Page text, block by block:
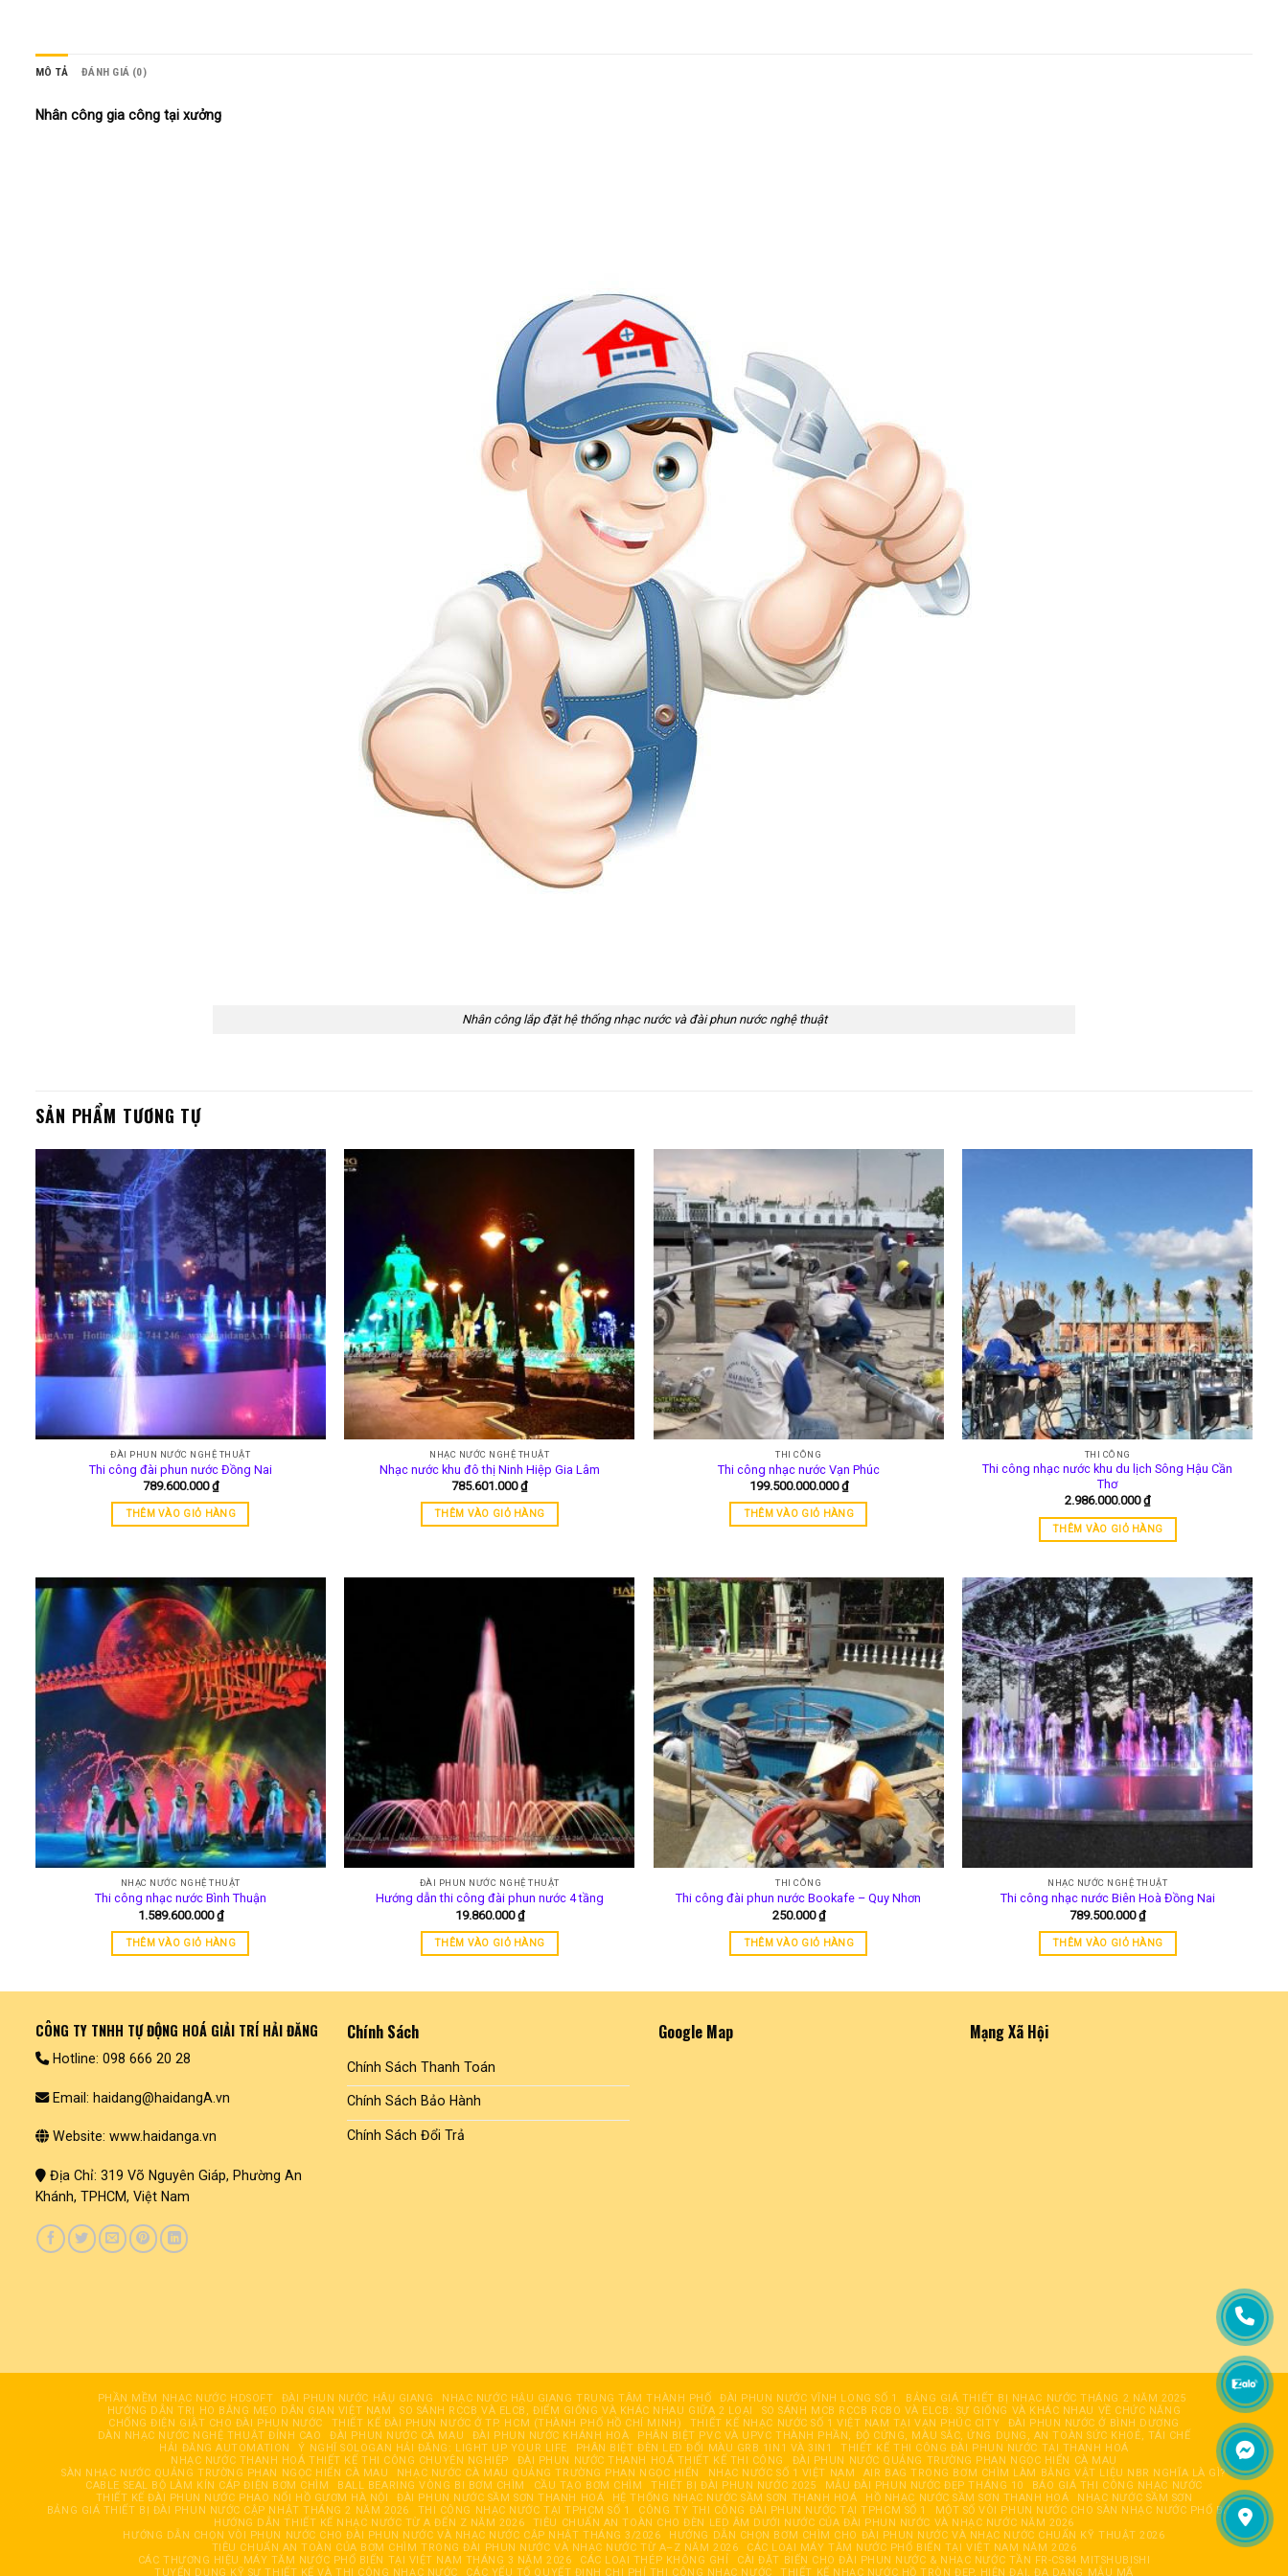
MÔ TẢ ĐÁNH GIÁ (0)
Nhân công gia công tại xưởng
Nhân công lắp đặt hệ thống nhạc nước và đài phun nước nghệ thuật
SẢN PHẨM TƯƠNG TỰ
ĐÀI PHUN NƯỚC NGHỆ THUẬT
Thi công đài phun nước Đồng Nai
789.600.000₫
THÊM VÀO GIỎ HÀNG
NHẠC NƯỚC NGHỆ THUẬT
Nhạc nước khu đô thị Ninh Hiệp Gia Lâm
785.601.000₫
THÊM VÀO GIỎ HÀNG
THI CÔNG
Thi công nhạc nước Vạn Phúc
199.500.000.000₫
THÊM VÀO GIỎ HÀNG
THI CÔNG
Thi công nhạc nước khu du lịch Sông Hậu Cần
Thơ
2.986.000.000₫
THÊM VÀO GIỎ HÀNG
NHẠC NƯỚC NGHỆ THUẬT
Thi công nhạc nước Bình Thuận
1.589.600.000₫
THÊM VÀO GIỎ HÀNG
ĐÀI PHUN NƯỚC NGHỆ THUẬT
Hướng dẫn thi công đài phun nước 4 tầng
19.860.000₫
THÊM VÀO GIỎ HÀNG
THI CÔNG
Thi công đài phun nước Bookafe – Quy Nhơn
250.000₫
THÊM VÀO GIỎ HÀNG
NHẠC NƯỚC NGHỆ THUẬT
Thi công nhạc nước Biên Hoà Đồng Nai
789.500.000₫
THÊM VÀO GIỎ HÀNG
CÔNG TY TNHH TỰ ĐỘNG HOÁ GIẢI TRÍ HẢI ĐĂNG
Hotline: 098 666 20 28
Email: haidang@haidangA.vn
Website: www.haidanga.vn
Địa Chỉ: 319 Võ Nguyên Giáp, Phường An
Khánh, TPHCM, Việt Nam
Chính Sách
Chính Sách Thanh Toán
Chính Sách Bảo Hành
Chính Sách Đổi Trả
Google Map Mạng Xã Hội
PHẦN MỀM NHẠC NƯỚC HDSOFT ĐÀI PHUN NƯỚC HÂỤ GIANG NHẠC NƯỚC HẬU GIANG TRUNG TÂM THÀNH PHỐ ĐÀI PHUN NƯỚC VĨNH LONG SỐ 1
BẢNG GIÁ THIẾT BỊ NHẠC NƯỚC THÁNG 2 NĂM 2025
HƯỚNG DẪN TRỊ HO BẰNG MẸO DÂN GIAN VIỆT NAM
SO SÁNH RCCB VÀ ELCB, ĐIỂM GIỐNG VÀ KHÁC NHAU GIỮA 2 LOẠI
SO SÁNH MCB RCCB RCBO VÀ ELCB: SỰ GIỐNG VÀ KHÁC NHAU VỀ CHỨC NĂNG
CHỐNG ĐIỆN GIẬT CHO ĐÀI PHUN NƯỚC
THIẾT KẾ ĐÀI PHUN NƯỚC Ở TP. HCM (THÀNH PHỐ HỒ CHÍ MINH) THIẾT KẾ NHẠC NƯỚC SỐ 1 VIỆT NAM TẠI VẠN PHÚC CITY
ĐÀI PHUN NƯỚC Ở BÌNH DƯƠNG
DÀN NHẠC NƯỚC NGHỆ THUẬT ĐỈNH CAO
ĐÀI PHUN NƯỚC CÀ MAU ĐÀI PHUN NƯỚC KHÁNH HOÀ
PHÂN BIỆT PVC VÀ UPVC THÀNH PHẦN, ĐỘ CỨNG, MÀU SẮC, ỨNG DỤNG, AN TOÀN SỨC KHOẺ, TÁI CHẾ
HẢI ĐĂNG AUTOMATION
Ý NGHĨ SOLOGAN HẢI ĐĂNG: LIGHT UP YOUR LIFE PHÂN BIỆT ĐÈN LED ĐỔI MÀU GRB 1IN1 VÀ 3IN1
THIẾT KẾ THI CÔNG ĐÀI PHUN NƯỚC TẠI THANH HOÁ
NHẠC NƯỚC THANH HOÁ THIẾT KẾ THI CÔNG CHUYÊN NGHIỆP
ĐÀI PHUN NƯỚC THANH HOÁ THIẾT KẾ THI CÔNG
ĐÀI PHUN NƯỚC QUẢNG TRƯỜNG PHAN NGỌC HIỂN CÀ MAU
SÀN NHẠC NƯỚC QUẢNG TRƯỜNG PHAN NGỌC HIỂN CÀ MAU
NHẠC NƯỚC CÀ MAU QUẢNG TRƯỜNG PHAN NGỌC HIỂN NHẠC NƯỚC SỐ 1 VIỆT NAM
AIR BAG TRONG BƠM CHÌM LÀM BẰNG VẬT LIỆU NBR NGHĨA LÀ GÌ?
CABLE SEAL BỘ LÀM KÍN CÁP ĐIỆN BƠM CHÌM
BALL BEARING VÒNG BI BƠM CHÌM CẦU TẠO BƠM CHÌM THIẾT BỊ ĐÀI PHUN NƯỚC 2025 MẪU ĐÀI PHUN NƯỚC ĐẸP THÁNG 10
BÁO GIÁ THI CÔNG NHẠC NƯỚC
THIẾT KẾ ĐÀI PHUN NƯỚC PHAO NỔI HỒ GƯƠM HÀ NỘI
ĐÀI PHUN NƯỚC SẦM SƠN THANH HOÁ HỆ THỐNG NHẠC NƯỚC SẦM SƠN THANH HOÁ HỒ NHẠC NƯỚC SẦM SƠN THANH HOÁ
NHẠC NƯỚC SẦM SƠN
BẢNG GIÁ THIẾT BỊ ĐÀI PHUN NƯỚC CẬP NHẬT THÁNG 2 NĂM 2026
THI CÔNG NHẠC NƯỚC TẠI TPHCM SỐ 1 CÔNG TY THI CÔNG ĐÀI PHUN NƯỚC TẠI TPHCM SỐ 1
MỘT SỐ VÒI PHUN NƯỚC CHO SÀN NHẠC NƯỚC PHỔ BIẾN
HƯỚNG DẪN THIẾT KẾ NHẠC NƯỚC TỪ A ĐẾN Z NĂM 2026
TIÊU CHUẨN AN TOÀN CHO ĐÈN LED ÂM DƯỚI NƯỚC CỦA ĐÀI PHUN NƯỚC VÀ NHẠC NƯỚC NĂM 2026
HƯỚNG DẪN CHỌN VÒI PHUN NƯỚC CHO ĐÀI PHUN NƯỚC VÀ NHẠC NƯỚC CẬP NHẬT THÁNG 3/2026
HƯỚNG DẪN CHỌN BƠM CHÌM CHO ĐÀI PHUN NƯỚC VÀ NHẠC NƯỚC CHUẨN KỸ THUẬT 2026
TIÊU CHUẨN AN TOÀN CỦA BƠM CHÌM TRONG ĐÀI PHUN NƯỚC VÀ NHẠC NƯỚC TỪ A–Z NĂM 2026
CÁC LOẠI MÁY TĂM NƯỚC PHỔ BIẾN TẠI VIỆT NAM NĂM 2026
CÁC THƯƠNG HIỆU MÁY TĂM NƯỚC PHỔ BIẾN TẠI VIỆT NAM THÁNG 3 NĂM 2026
CÁC LOẠI THÉP KHÔNG GHỈ
CÀI ĐẶT BIẾN CHO ĐÀI PHUN NƯỚC & NHẠC NƯỚC TẦN FR-CS84 MITSHUBISHI
TUYỂN DỤNG KỸ SƯ THIẾT KẾ VÀ THI CÔNG NHẠC NƯỚC
CÁC YẾU TỐ QUYẾT ĐỊNH CHI PHÍ THI CÔNG NHẠC NƯỚC THIẾT KẾ NHẠC NƯỚC HỒ TRÒN ĐẸP, HIỆN ĐẠI, ĐA DẠNG MẪU MÃ